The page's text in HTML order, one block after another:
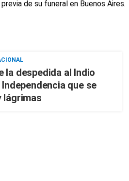
la despedida al Indio
que se
lágrimas